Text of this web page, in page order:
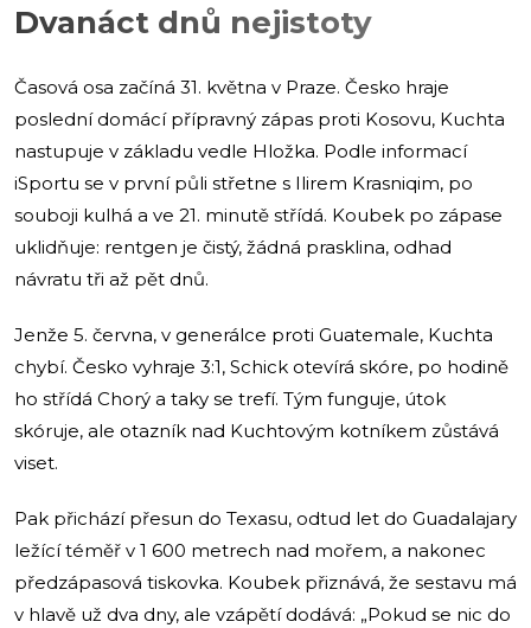
Dvanáct dnů nejistoty
Časová osa začíná 31. května v Praze. Česko hraje
poslední domácí přípravný zápas proti Kosovu, Kuchta
nastupuje v základu vedle Hložka. Podle informací
iSportu se v první půli střetne s Ilirem Krasniqim, po
souboji kulhá a ve 21. minutě střídá. Koubek po zápase
uklidňuje: rentgen je čistý, žádná prasklina, odhad
návratu tři až pět dnů.
Jenže 5. června, v generálce proti Guatemale, Kuchta
chybí. Česko vyhraje 3:1, Schick otevírá skóre, po hodině
ho střídá Chorý a taky se trefí. Tým funguje, útok
skóruje, ale otazník nad Kuchtovým kotníkem zůstává
viset.
Pak přichází přesun do Texasu, odtud let do Guadalajary
ležící téměř v 1 600 metrech nad mořem, a nakonec
předzápasová tiskovka. Koubek přiznává, že sestavu má
v hlavě už dva dny, ale vzápětí dodává: „Pokud se nic do